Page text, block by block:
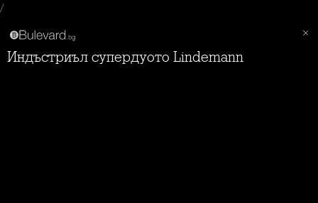
/
Индъстриъл супердуото Lindemann